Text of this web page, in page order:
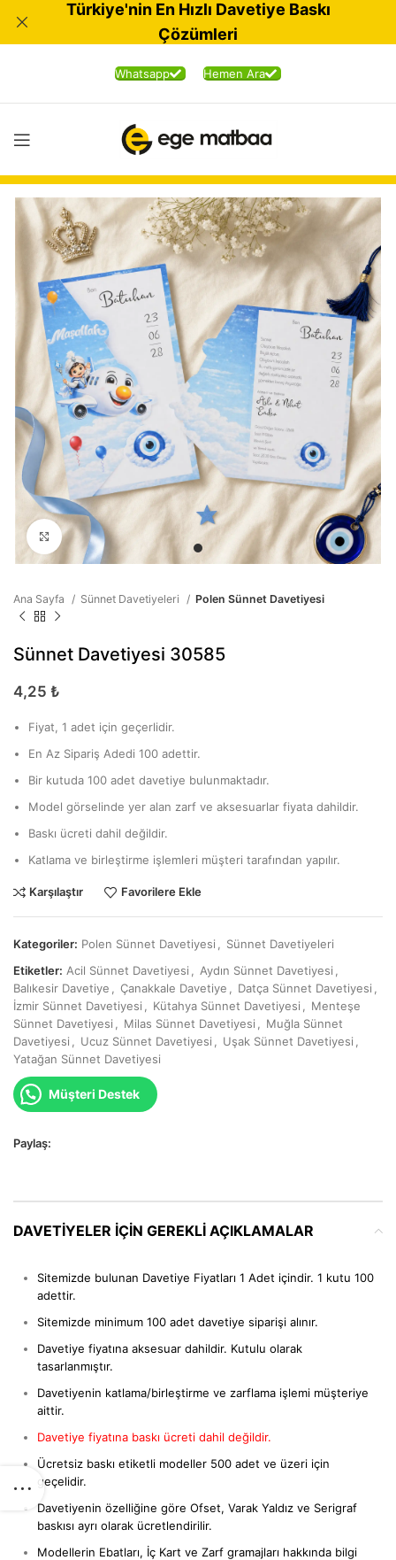
Whatsapp Hemen Ara
Büyütmek için tıklayın
Ana Sayfa Sünnet Davetiyeleri Polen Sünnet Davetiyesi
Sünnet Davetiyesi 30585
4,25 ₺
Fiyat, 1 adet için geçerlidir.
En Az Sipariş Adedi 100 adettir.
Bir kutuda 100 adet davetiye bulunmaktadır.
Model görselinde yer alan zarf ve aksesuarlar fiyata dahildir.
Baskı ücreti dahil değildir.
Katlama ve birleştirme işlemleri müşteri tarafından yapılır.
Karşılaştır Favorilere Ekle
Kategoriler: Polen Sünnet Davetiyesi
Sünnet Davetiyeleri
Etiketler: Acil Sünnet Davetiyesi Aydın Sünnet Davetiyesi
Balıkesir Davetiye
Çanakkale Davetiye Datça Sünnet Davetiyesi
İzmir Sünnet Davetiyesi
Kütahya Sünnet Davetiyesi
Menteşe
Sünnet Davetiyesi
Milas Sünnet Davetiyesi
Muğla Sünnet
Davetiyesi
Ucuz Sünnet Davetiyesi Uşak Sünnet Davetiyesi
Yatağan Sünnet Davetiyesi
Müşteri Destek
Paylaş:
DAVETIYELER IÇIN GEREKLI AÇIKLAMALAR
Sitemizde bulunan Davetiye Fiyatları 1 Adet içindir. 1 kutu 100
adettir.
Sitemizde minimum 100 adet davetiye siparişi alınır.
Davetiye fiyatına aksesuar dahildir. Kutulu olarak
tasarlanmıştır.
Davetiyenin katlama/birleştirme ve zarflama işlemi müşteriye
aittir.
Davetiye fiyatına baskı ücreti dahil değildir.
Ücretsiz baskı etiketli modeller 500 adet ve üzeri için
geçelidir.
Davetiyenin özelliğine göre Ofset, Varak Yaldız ve Serigraf
baskısı ayrı olarak ücretlendirilir.
Modellerin Ebatları, İç Kart ve Zarf gramajları hakkında bilgi
Türkiye'nin En Hızlı Davetiye Baskı
Çözümleri